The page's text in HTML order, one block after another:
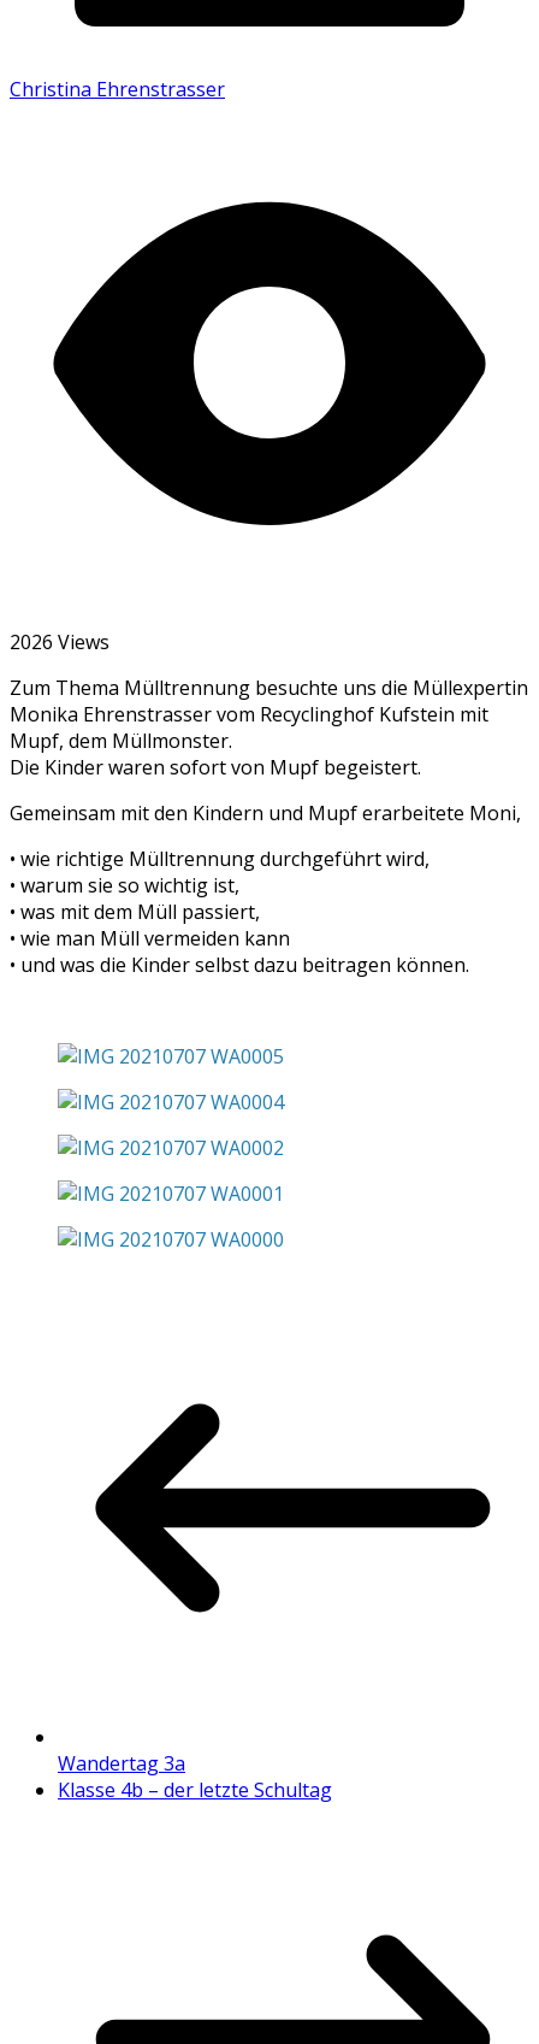
Christina Ehrenstrasser
2026 Views
Zum Thema Mülltrennung besuchte uns die Müllexpertin
Monika Ehrenstrasser vom Recyclinghof Kufstein mit
Mupf, dem Müllmonster.
Die Kinder waren sofort von Mupf begeistert.
Gemeinsam mit den Kindern und Mupf erarbeitete Moni,
• wie richtige Mülltrennung durchgeführt wird,
• warum sie so wichtig ist,
• was mit dem Müll passiert,
• wie man Müll vermeiden kann
• und was die Kinder selbst dazu beitragen können.
Wandertag 3a
Klasse 4b – der letzte Schultag